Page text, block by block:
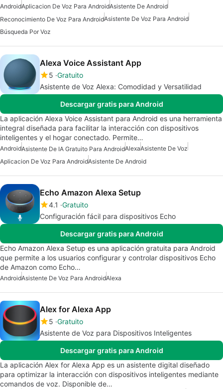
AndroidAplicacion De Voz Para AndroidAsistente De Android
Reconocimiento De Voz Para AndroidAsistente De Voz Para Android
Búsqueda Por Voz
Alexa Voice Assistant App
5 Gratuito
Asistente de Voz Alexa: Comodidad y Versatilidad
Descargar gratis para Android
La aplicación Alexa Voice Assistant para Android es una herramienta
integral diseñada para facilitar la interacción con dispositivos
inteligentes y el hogar conectado. Permite…
AndroidAsistente De IA Gratuito Para AndroidAlexaAsistente De Voz
Aplicacion De Voz Para AndroidAsistente De Android
Echo Amazon Alexa Setup
4.1 Gratuito
Configuración fácil para dispositivos Echo
Descargar gratis para Android
Echo Amazon Alexa Setup es una aplicación gratuita para Android
que permite a los usuarios configurar y controlar dispositivos Echo
de Amazon como Echo…
AndroidAsistente De Voz Para AndroidAlexa
Alex for Alexa App
5 Gratuito
Asistente de Voz para Dispositivos Inteligentes
Descargar gratis para Android
La aplicación Alex for Alexa App es un asistente digital diseñado
para optimizar la interacción con dispositivos inteligentes mediante
comandos de voz. Disponible de…